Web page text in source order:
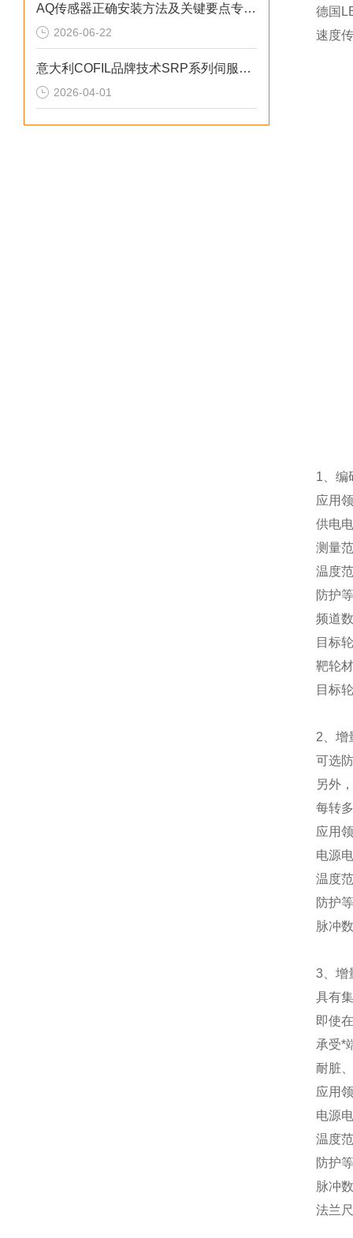
AQ传感器正确安装方法及关键要点专业分享
2026-06-22
意大利COFIL品牌技术SRP系列伺服滚轮定位器
2026-04-01
德国
速度
1、
应
供
测
温
防
频
目
靶
目标
2、增
可选
另外
每
应
电
温
防
脉
3、增
具有
即使
承
耐
应用
电
温
防
脉
法